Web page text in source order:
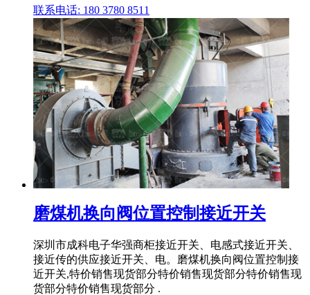
联系电话: 180 3780 8511
磨煤机换向阀位置控制接近开关
深圳市成科电子华强商柜接近开关、电感式接近开关、
接近传的供应接近开关、电。磨煤机换向阀位置控制接
近开关,特价销售现货部分特价销售现货部分特价销售现
货部分特价销售现货部分 .